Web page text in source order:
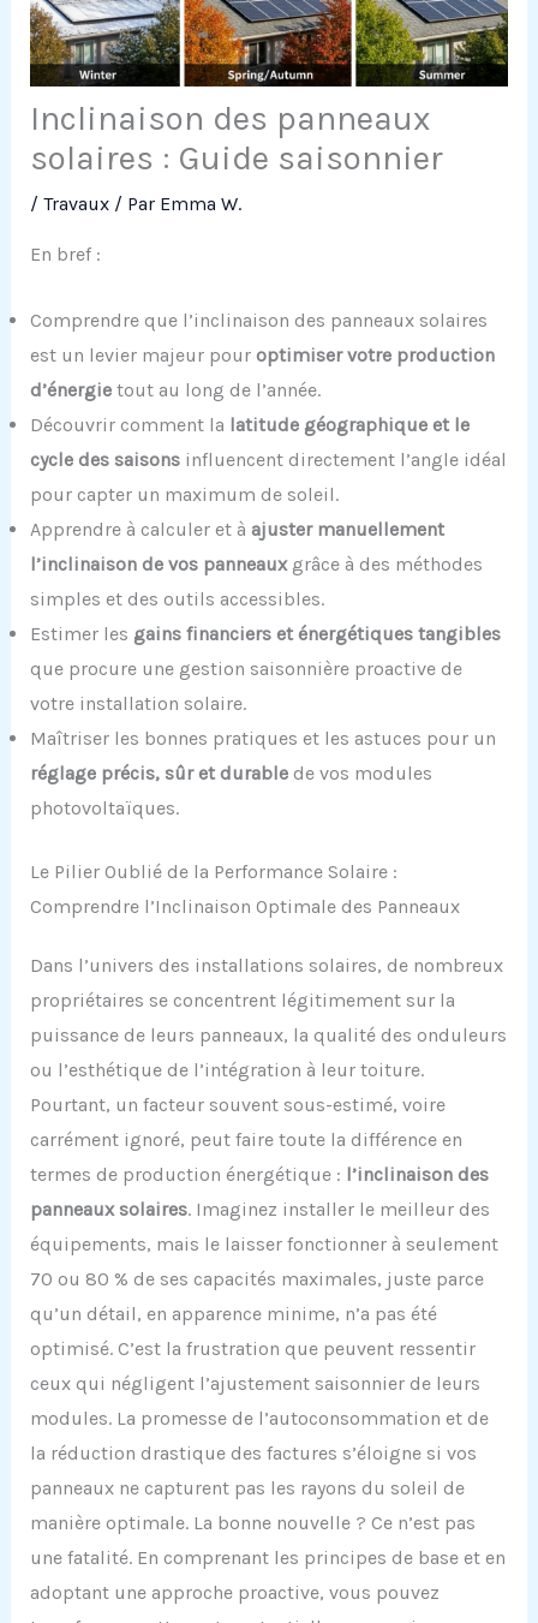
Inclinaison des panneaux
solaires : Guide saisonnier
/ Travaux/ Par Emma W.
En bref :
Comprendre que l’inclinaison des panneaux solaires
est un levier majeur pour optimiser votre production
d’énergietout au long de l’année.
Découvrir comment la latitude géographique et le
cycle des saisonsinfluencent directement l’angle idéal
pour capter un maximum de soleil.
Apprendre à calculer et à ajuster manuellement
l’inclinaison de vos panneauxgrâce à des méthodes
simples et des outils accessibles.
Estimer les gains financiers et énergétiques tangibles
que procure une gestion saisonnière proactive de
votre installation solaire.
Maîtriser les bonnes pratiques et les astuces pour un
réglage précis, sûr et durablede vos modules
photovoltaïques.
Le Pilier Oublié de la Performance Solaire :
Comprendre l’Inclinaison Optimale des Panneaux
Dans l’univers des installations solaires, de nombreux
propriétaires se concentrent légitimement sur la
puissance de leurs panneaux, la qualité des onduleurs
ou l’esthétique de l’intégration à leur toiture.
Pourtant, un facteur souvent sous-estimé, voire
carrément ignoré, peut faire toute la différence en
termes de production énergétique : l’inclinaison des
panneaux solaires. Imaginez installer le meilleur des
équipements, mais le laisser fonctionner à seulement
70 ou 80 % de ses capacités maximales, juste parce
qu’un détail, en apparence minime, n’a pas été
optimisé. C’est la frustration que peuvent ressentir
ceux qui négligent l’ajustement saisonnier de leurs
modules. La promesse de l’autoconsommation et de
la réduction drastique des factures s’éloigne si vos
panneaux ne capturent pas les rayons du soleil de
manière optimale. La bonne nouvelle ? Ce n’est pas
une fatalité. En comprenant les principes de base et en
adoptant une approche proactive, vous pouvez